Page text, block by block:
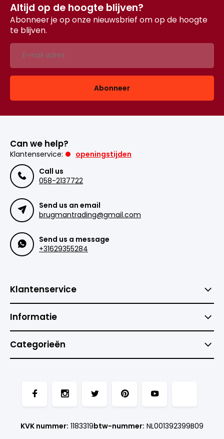
Altijd op de hoogte blijven?
Abonneer je op onze nieuwsbrief om op de hoogte
te blijven.
Abonneer
Can we help?
Klantenservice:
openingstijden
Call us
058-2137722
Send us an email
brugmantrading@gmail.com
Send us a message
+31629355284
Klantenservice
Informatie
Categorieën
KVK nummer: 1183319btw-nummer: NL001392399B09